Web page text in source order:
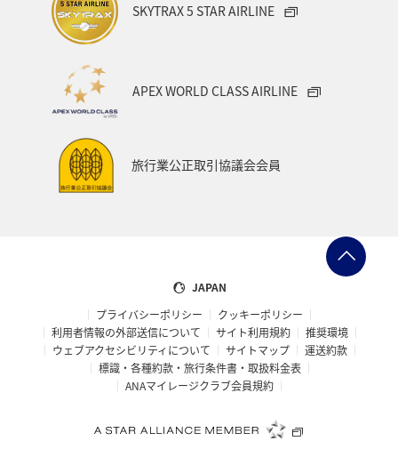
SKYTRAX 5 STAR AIRLINE
APEX WORLD CLASS AIRLINE
旅行業公正取引協議会会員
JAPAN
プライバシーポリシー
クッキーポリシー
利用者情報の外部送信について
サイト利用規約
推奨環境
ウェブアクセシビリティについて
サイトマップ
運送約款
標識・各種約款・旅行条件書・取扱料金表
ANAマイレージクラブ会員規約